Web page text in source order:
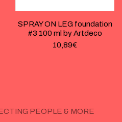
SPRAY ON LEG foundation
#3 100 ml by Artdeco
10,89€
PEOPLE & MORE